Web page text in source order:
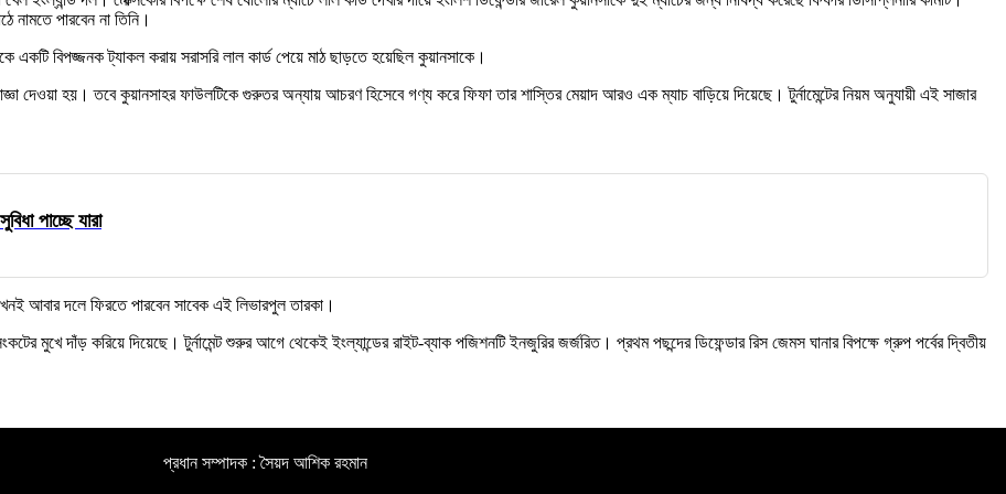
নামতে পারবেন না তিনি।
একটি বিপজ্জনক ট্যাকল করায় সরাসরি লাল কার্ড পেয়ে মাঠ ছাড়তে হয়েছিল কুয়ানসাকে।
দেওয়া হয়। তবে কুয়ানসাহর ফাউলটিকে গুরুতর অন্যায় আচরণ হিসেবে গণ্য করে ফিফা তার শাস্তির মেয়াদ আরও এক ম্যাচ বাড়িয়ে দিয়েছে। টুর্নামেন্টের নিয়ম অনুযায়ী এই সাজার
পাচ্ছে যারা
আবার দলে ফিরতে পারবেন সাবেক এই লিভারপুল তারকা।
মুখে দাঁড় করিয়ে দিয়েছে। টুর্নামেন্ট শুরুর আগে থেকেই ইংল্যান্ডের রাইট-ব্যাক পজিশনটি ইনজুরির জর্জরিত। প্রথম পছন্দের ডিফেন্ডার রিস জেমস ঘানার বিপক্ষে গ্রুপ পর্বের দ্বিতীয়
প্রধান সম্পাদক : সৈয়দ আশিক রহমান